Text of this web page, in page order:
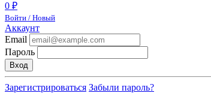
0 ₽
Войти / Новый
Аккаунт
Email
Пароль
Вход
Зарегистрироваться Забыли пароль?